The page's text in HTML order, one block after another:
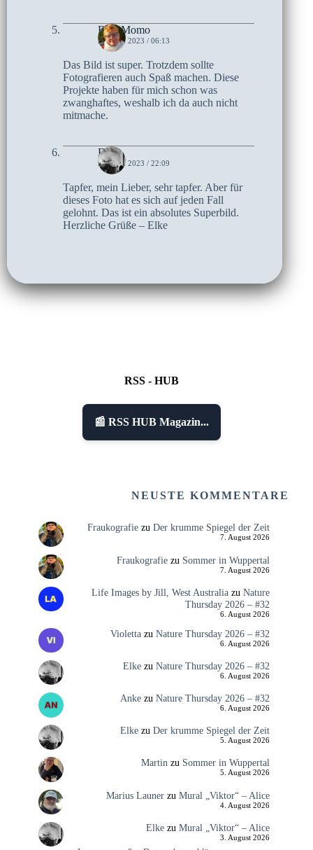
Frau Momo
21. MAI 2023 / 06:13
Das Bild ist super. Trotzdem sollte
Fotografieren auch Spaß machen. Diese
Projekte haben für mich schon was
zwanghaftes, weshalb ich da auch nicht
mitmache.
Elke
20. MAI 2023 / 22:09
Tapfer, mein Lieber, sehr tapfer. Aber für
dieses Foto hat es sich auf jeden Fall
gelohnt. Das ist ein absolutes Superbild.
Herzliche Grüße – Elke
RSS - HUB
📰 RSS HUB Magazin...
NEUSTE KOMMENTARE
Fraukografiezu Der krumme Spiegel der Zeit
7. August 2026
Fraukografiezu Sommer in Wuppertal
7. August 2026
Life Images by Jill, West Australiazu Nature
Thursday 2026 – #32
6. August 2026
Violettazu Nature Thursday 2026 – #32
6. August 2026
Elkezu Nature Thursday 2026 – #32
6. August 2026
Ankezu Nature Thursday 2026 – #32
6. August 2026
Elkezu Der krumme Spiegel der Zeit
5. August 2026
Martinzu Sommer in Wuppertal
5. August 2026
Marius Launerzu Mural „Viktor“ – Alice
4. August 2026
Elkezu Mural „Viktor“ – Alice
3. August 2026